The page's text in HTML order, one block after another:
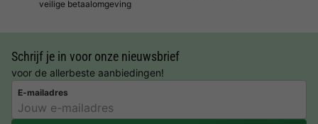
veilige betaalomgeving
Schrijf je in voor onze nieuwsbrief
voor de allerbeste aanbiedingen!
E-mailadres